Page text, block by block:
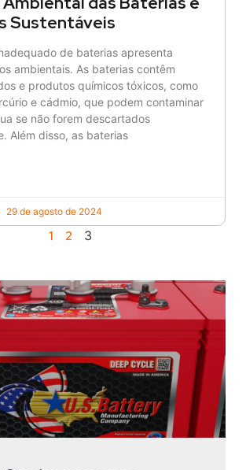
Sustentáveis
de baterias apresenta
ambientais. As baterias contêm
e produtos químicos tóxicos, como
e cádmio, que podem contaminar
se não forem descartados
Além disso, as baterias
29 de agosto de 2024
1 2 3